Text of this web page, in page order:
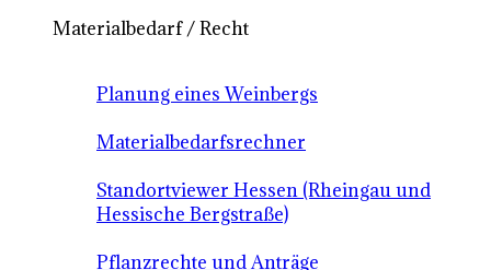
Materialbedarf / Recht
Planung eines Weinbergs
Materialbedarfsrechner
Standortviewer Hessen (Rheingau und
Hessische Bergstraße)
Pflanzrechte und Anträge